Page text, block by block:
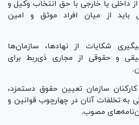
داخلی یا خارجی با حق انتخاب وکیل و
باید از میان افراد موثق و امین
شکایات از نهادها، سازمان‌ها
و حقوقی از مجاری ذی‌ربط برای
سازمان تعیین حقوق دستمزد،
به تخلفات آنان در چهارچوب قوانین و
مصوب.